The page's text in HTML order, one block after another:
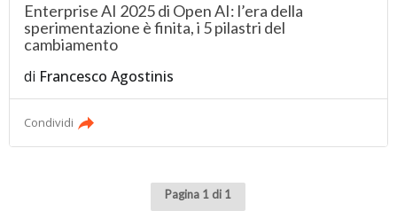
Enterprise AI 2025 di Open AI: l’era della
sperimentazione è finita, i 5 pilastri del
cambiamento
di Francesco Agostinis
Condividi
Pagina 1 di 1